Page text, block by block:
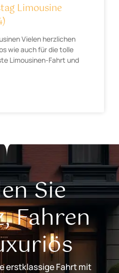
Limousine
Vielen herzlichen
wie auch für die tolle
Limousinen-Fahrt und
Sie
Fahren
erstklassige Fahrt mit